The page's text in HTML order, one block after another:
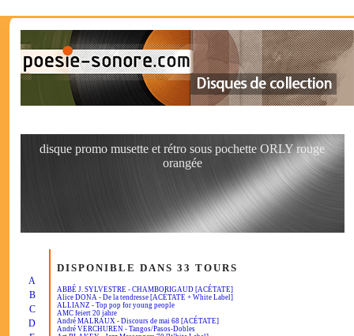
disque promo musette et rétro sous pochette ORLY rouge
orangée
A
B
C
D
DISPONIBLE DANS 33 TOURS
ABBÉ J. SYLVESTRE - CHAMBORIGAUD [ACÉTATE]
Alice DONA - De la tendresse [ACÉTATE + White Label]
ALLIANZ - Top pop for young people
AMC feiert 20 jahre
André MALRAUX - Discours de mai 68 [ACÉTATE]
André VERCHUREN - Tangos/Pasos-Dobles